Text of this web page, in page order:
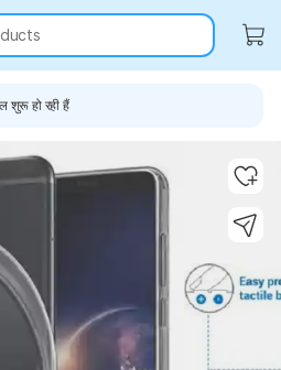
शुरू हो रही हैं